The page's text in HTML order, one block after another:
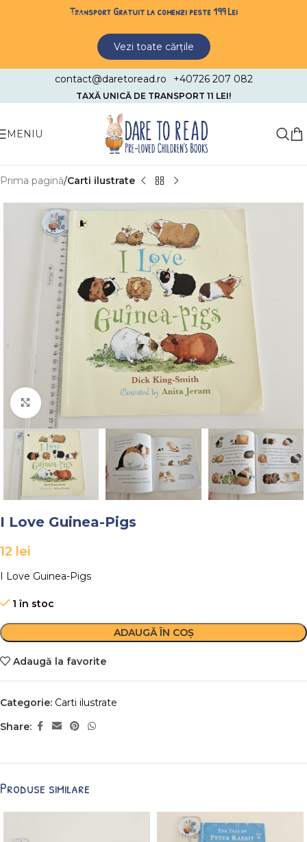
Skip to navigationTransport Gratuit la comenzi peste 199 Lei
Vezi toate cărțile
contact@daretoread.ro +40726 207 082
TAXĂ UNICĂ DE TRANSPORT 11 LEI!
MENIU
Prima pagină Carti ilustrate
Faceți click pentru a mări
I Love Guinea-Pigs
12 lei
I Love Guinea-Pigs
1 în stoc
ADAUGĂ ÎN COȘ
Adaugă la favorite
Categorie: Carti ilustrate
Share:
Produse similare